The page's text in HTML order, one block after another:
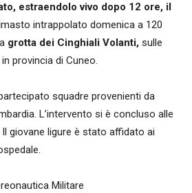
estraendolo vivo dopo 12 ore, il
intrappolato domenica a 120
grotta dei Cinghiali Volanti, sulle
provincia di Cuneo.
squadre provenienti da
L’intervento si è concluso alle
giovane ligure è stato affidato ai
Militare